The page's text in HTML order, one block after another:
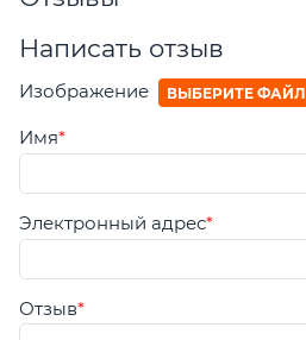
Написать отзыв
Изображение ВЫБЕРИТЕ ФАЙЛ
Имя
Электронный адрес
Отзыв